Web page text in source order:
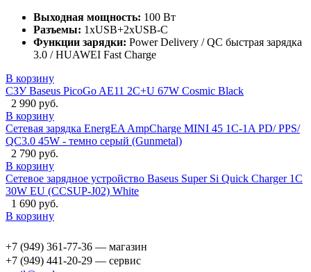
Выходная мощность: 100 Вт
Разъемы: 1xUSB+2xUSB-C
Функции зарядки: Power Delivery / QC быстрая зарядка
3.0 / HUAWEI Fast Charge
В корзину
СЗУ Baseus PicoGo AE11 2C+U 67W Cosmic Black
2 990 руб.
В корзину
Сетевая зарядка EnergEA AmpCharge MINI 45 1C-1A PD/ PPS/
QC3.0 45W - темно серый (Gunmetal)
2 790 руб.
В корзину
Сетевое зарядное устройство Baseus Super Si Quick Charger 1C
30W EU (CCSUP-J02) White
1 690 руб.
В корзину
+7 (949) 361-77-36 — магазин
+7 (949) 441-20-29 — сервис